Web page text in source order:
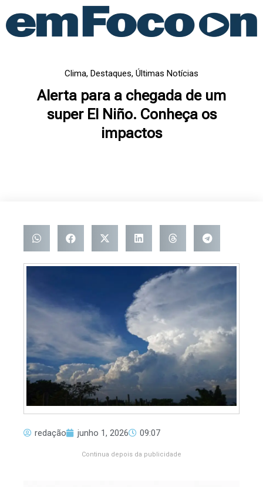
para
Clima, Destaques, Últimas Notícias
Alerta para a chegada de um
super El Niño. Conheça os
impactos
redação junho 1, 2026 09:07
Continua depois da publicidade